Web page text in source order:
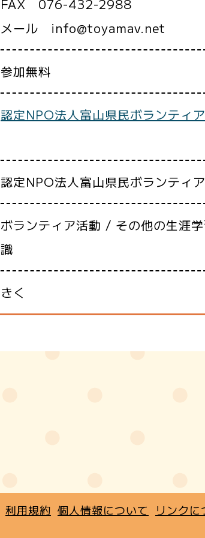
FAX 076-432-2988
メール info@toyamav.net
参加無料
認定NPO法人富山県民ボランティ
認定NPO法人富山県民ボランティ
ボランティア活動 / その他の生涯
識
きく
利用規約 個人情報について リンクに